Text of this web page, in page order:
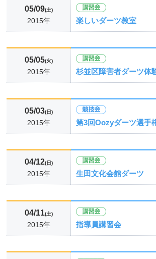
05/09(土)
2015年 楽しいダーツ教室
05/05(火)
2015年 杉並区障害者ダーツ体
05/03(日)
2015年 第3回Oozyダーツ選手
04/12(日)
2015年 生田文化会館ダーツ
04/11(土)
2015年 指導員講習会